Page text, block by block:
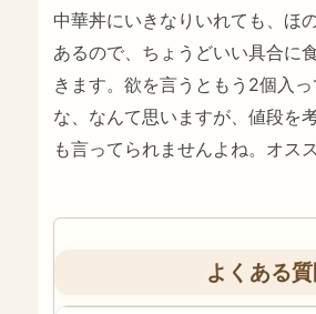
中華丼にいきなりいれても、ほ
あるので、ちょうどいい具合に
きます。欲を言うともう2個入
な、なんて思いますが、値段を
も言ってられませんよね。オス
よくある質